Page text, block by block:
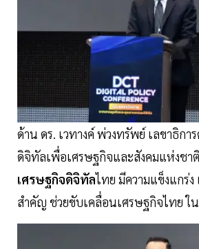
ด้าน ดร. เวทางค์ พ่วงทรัพย์ เลขาธิกา
ดิจิทัลเพื่อเศรษฐกิจและสังคมแห่งชา
เศรษฐกิจดิจิทัลไทย มีความแข็งแกร่ง
สำคัญ ช่วยขับเคลื่อนเศรษฐกิจไทย ใ